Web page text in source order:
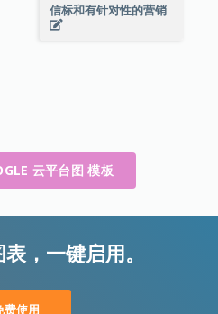
信标和有针对性的营销
云平台图 模板
，一键启用。
费使用